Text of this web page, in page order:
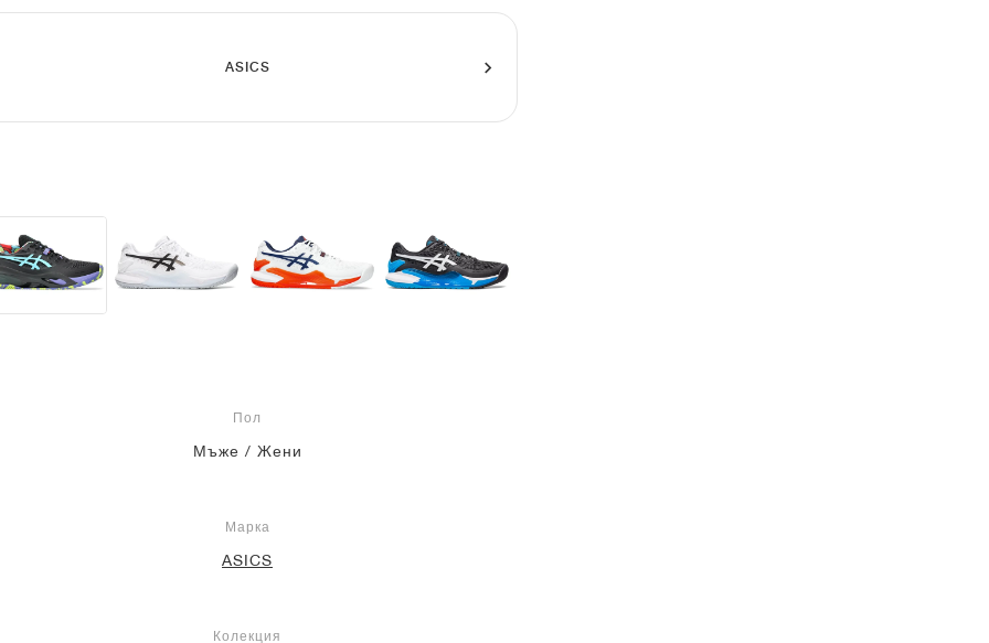
ASICS
Пол
Мъже / Жени
Марка
ASICS
Колекция